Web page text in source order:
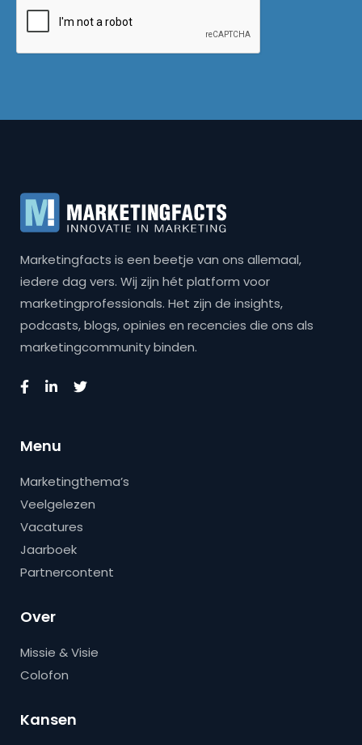
Marketingfacts is een beetje van ons allemaal,
iedere dag vers. Wij zijn hét platform voor
marketingprofessionals. Het zijn de insights,
podcasts, blogs, opinies en recencies die ons als
marketingcommunity binden.
Menu
Marketingthema’s
Veelgelezen
Vacatures
Jaarboek
Partnercontent
Over
Missie & Visie
Colofon
Kansen